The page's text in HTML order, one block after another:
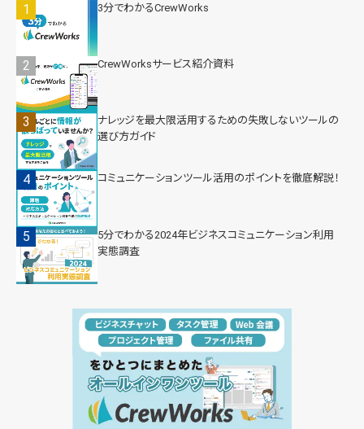
3分でわかるCrewWorks
CrewWorksサービス紹介資料
ナレッジを最大限活用するための失敗しないツールの
選び方ガイド
コミュニケーションツール活用のポイントを徹底解説！
5分でわかる2024年ビジネスコミュニケーション利用
実態調査